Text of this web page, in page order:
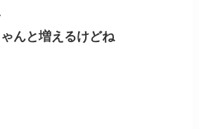
んと増えるけどね